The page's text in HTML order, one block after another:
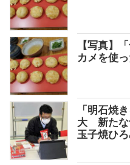
【写真】
カメを使
「明石焼
大 新たな
玉子焼ひ